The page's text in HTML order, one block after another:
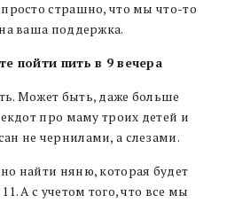
страшно, что мы что-то
ваша поддержка.
пойти пить в 9 вечера
Может быть, даже больше
про маму троих детей и
не чернилами, а слезами.
найти няню, которая будет
А с учетом того, что все мы